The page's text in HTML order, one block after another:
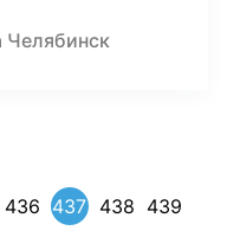
Челябинск
436 437 438 439